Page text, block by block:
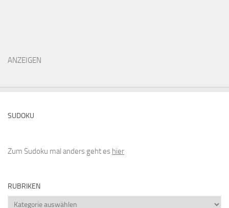
ANZEIGEN
SUDOKU
Zum Sudoku mal anders geht es hier
RUBRIKEN
Rubriken